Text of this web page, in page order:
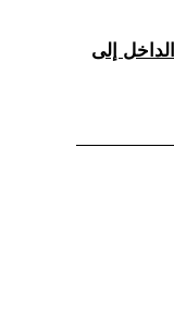
إلى